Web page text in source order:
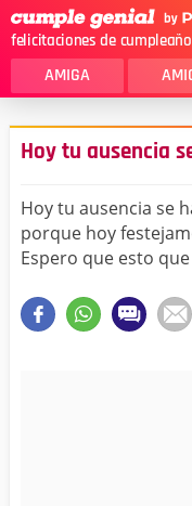
felicitaciones de
AMIGA
MAMA
SOBRINA
HERMANO
NOVIA
Hoy tu ausencia
Hoy tu ausencia se
porque hoy
Espero que esto